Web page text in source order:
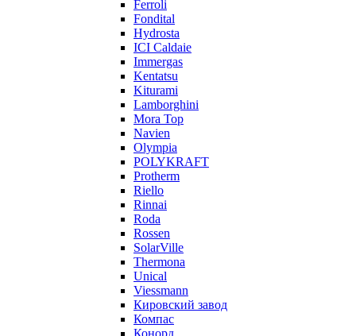
Ferroli
Fondital
Hydrosta
ICI Caldaie
Immergas
Kentatsu
Kiturami
Lamborghini
Mora Top
Navien
Olympia
POLYKRAFT
Protherm
Riello
Rinnai
Roda
Rossen
SolarVille
Thermona
Unical
Viessmann
Кировский завод
Компас
Конорд